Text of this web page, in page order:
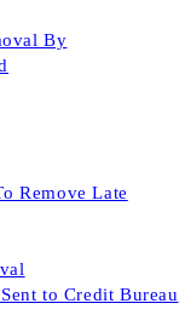
By
Remove Late
to Credit Bureau